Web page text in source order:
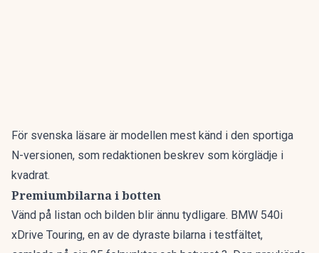
För svenska läsare är modellen mest känd i den sportiga
N-versionen, som redaktionen beskrev som körglädje i
kvadrat.
Premiumbilarna i botten
Vänd på listan och bilden blir ännu tydligare. BMW 540i
xDrive Touring, en av de dyraste bilarna i testfältet,